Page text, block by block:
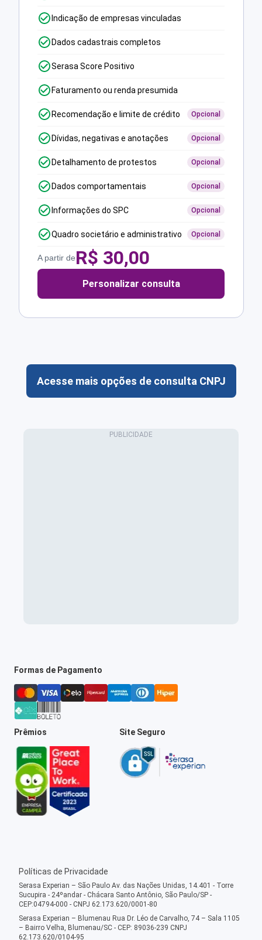
Indicação de empresas vinculadas
Dados cadastrais completos
Serasa Score Positivo
Faturamento ou renda presumida
Recomendação e limite de crédito Opcional
Dívidas, negativas e anotações Opcional
Detalhamento de protestos Opcional
Dados comportamentais Opcional
Informações do SPC Opcional
Quadro societário e administrativo Opcional
A partir deR$ 30,00
Personalizar consulta
Acesse mais opções de consulta CNPJ
Formas de Pagamento
Prêmios Site Seguro
Políticas de Privacidade
Serasa Experian – São Paulo Av. das Nações Unidas, 14.401 - Torre
Sucupira - 24ºandar - Chácara Santo Antônio, São Paulo/SP -
CEP:04794-000 - CNPJ 62.173.620/0001-80
Serasa Experian – Blumenau Rua Dr. Léo de Carvalho, 74 – Sala 1105
– Bairro Velha, Blumenau/SC - CEP: 89036-239 CNPJ
62.173.620/0104-95